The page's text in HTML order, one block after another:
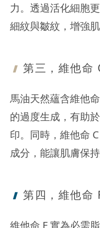
力。透過活化細胞
細紋與皺紋，增強
第三，維他命
馬油天然蘊含維他
的過度生成，有助
印。同時，維他命
成分，能讓肌膚保持
第四，維他命
維他命 F 實為必需